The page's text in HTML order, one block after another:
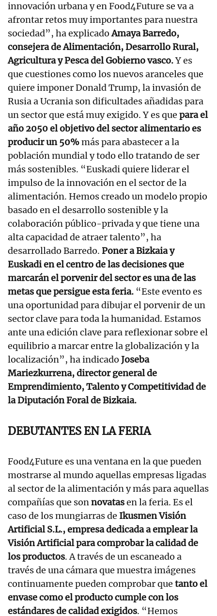
innovación urbana y en Food4Future se va a
afrontar retos muy importantes para nuestra
sociedad”, ha explicadoAmaya Barredo,
consejera de Alimentación, Desarrollo Rural,
Agricultura y Pesca del Gobierno vasco.Y es
que cuestiones como los nuevos aranceles que
quiere imponer Donald Trump, la invasión de
Rusia a Ucrania son dificultades añadidas para
un sector que está muy exigido. Y es que para el
año 2050 el objetivo del sector alimentario es
producir un 50%más para abastecer a la
población mundial y todo ello tratando de ser
más sostenibles. “Euskadi quiere liderar el
impulso de la innovación en el sector de la
alimentación. Hemos creado un modelo propio
basado en el desarrollo sostenible y la
colaboración público-privada y que tiene una
alta capacidad de atraer talento”, ha
desarrollado Barredo. Poner a Bizkaia y
Euskadi en el centro de las decisiones que
marcarán el porvenir del sector es una de las
metas que persigue esta feria. “Este evento es
una oportunidad para dibujar el porvenir de un
sector clave para toda la humanidad. Estamos
ante una edición clave para reflexionar sobre el
equilibrio a marcar entre la globalización y la
localización”, ha indicado Joseba
Mariezkurrena, director general de
Emprendimiento, Talento y Competitividad de
la Diputación Foral de Bizkaia.
DEBUTANTES EN LA FERIA
Food4Future es una ventana en la que pueden
mostrarse al mundo aquellas empresas ligadas
al sector de la alimentación y más para aquellas
compañías que sonnovatasen la feria. Es el
caso de los mungiarras de Ikusmen Visión
Artificial S.L., empresa dedicada a emplear la
Visión Artificial para comprobar la calidad de
los productos. A través de un escaneado a
través de una cámara que muestra imágenes
continuamente pueden comprobar que tanto el
envase como el producto cumple con los
estándares de calidad exigidos. “Hemos